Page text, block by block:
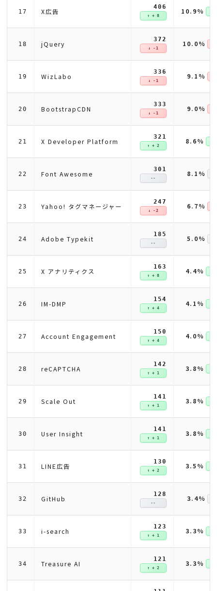
17 X広告
406
↑ + 8 10.9%
18 jQuery
372
↓ -1 10.0%
19 WizLabo
336
↓ -1 9.1%
20 BootstrapCDN
333
↓ -1 9.0%
21 X Developer Platform
321
↑ + 2 8.6%
22 Font Awesome
301
-- 8.1%
23 Yahoo! タグマネージャー
247
↓ -2 6.7%
24 Adobe Typekit
185
-- 5.0%
25 X アナリティクス
163
↑ + 8 4.4%
26 IM-DMP
154
↑ + 4 4.1%
27 Account Engagement
150
↑ + 4 4.0%
28 reCAPTCHA
142
↑ + 1 3.8%
29 Scale Out
141
↑ + 1 3.8%
30 User Insight
141
↑ + 1 3.8%
31 LINE広告
130
↑ + 2 3.5%
32 GitHub
128
-- 3.4%
33 i-search
123
↑ + 1 3.3%
34 Treasure AI
121
↑ + 2 3.3%